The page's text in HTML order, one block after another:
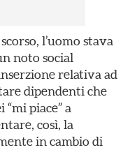
l’uomo stava
noto social
relativa ad
dipendenti che
piace” a
così, la
in cambio di